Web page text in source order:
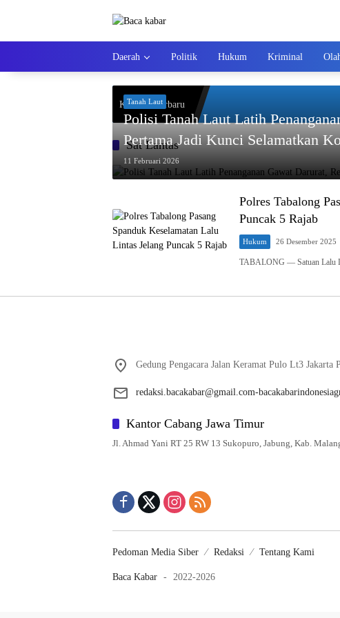
Daerah Politik Hukum Kriminal
Kiriman Terbaru
Sat Lantas
Tanah Laut
Polisi Tanah Laut Latih
Pertama Jadi Kunci Selamatkan
11 Februari 2026
Polres Tabalong
Puncak 5 Rajab
Hukum 26 Desember 2025
TABALONG — Satuan Lalu
Gedung Pengacara Jalan Keramat Pulo Lt3 Jakarta
redaksi.bacakabar@gmail.com-
Kantor Cabang Jawa Timur
Jl. Ahmad Yani RT 25 RW 13 Sukopuro, Jabung, Kab.
Pedoman Media Siber Redaksi Tentang Kami
Baca Kabar - 2022-2026